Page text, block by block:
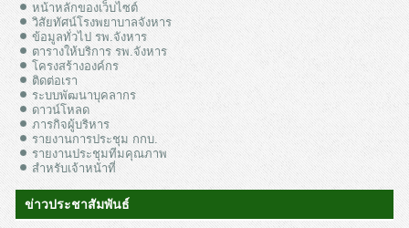
หน้าหลักของเว็บไซต์
วิสัยทัศน์โรงพยาบาลจังหาร
ข้อมูลทั่วไป รพ.จังหาร
ตารางให้บริการ รพ.จังหาร
โครงสร้างองค์กร
ติดต่อเรา
ระบบพัฒนาบุคลากร
ดาวน์โหลด
ภารกิจผู้บริหาร
รายงานการประชุม กกบ.
รายงานประชุมทีมคุณภาพ
สำหรับเจ้าหน้าที่
ข่าวประชาสัมพันธ์